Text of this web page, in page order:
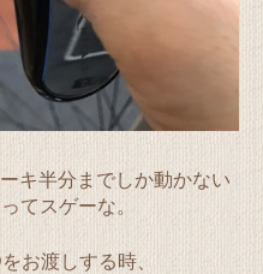
キ半分までしか動かない
てスゲーな。
お渡しする時、